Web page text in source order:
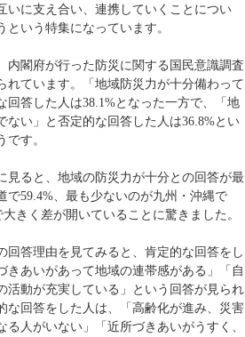
いに支え合い、連携していくことについ
という特集になっています。
閣府が行った防災に関する国民意識調査
れています。「地域防災力が十分備わって
回答した人は38.1%となった一方で、「地
ない」と否定的な回答した人は36.8%とい
です。
ると、地域の防災力が十分との回答が最
で59.4%、最も少ないのが九州・沖縄で
きく差が開いていることに驚きました。
答理由を見てみると、肯定的な回答をし
きあいがあって地域の連帯感がある」「自
活動が充実している」という回答が見られ
な回答をした人は、「高齢化が進み、災害
る人がいない」「近所づきあいがうすく、